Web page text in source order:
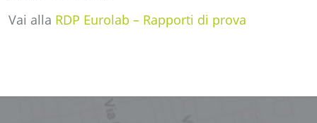
Vai alla RDP Eurolab – Rapporti di prova